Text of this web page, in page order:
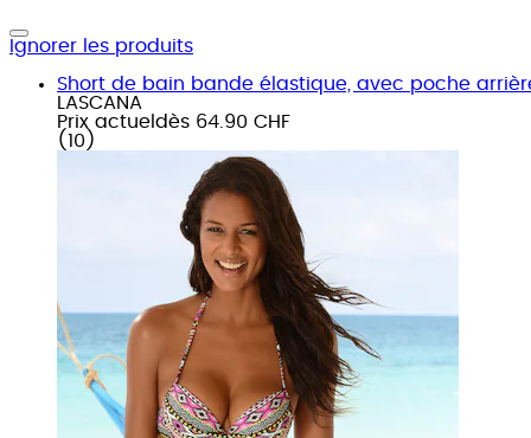
Ignorer les produits
Short de bain bande élastique, avec poche
LASCANA
Prix actuel dès 64.90 CHF
( 10 )